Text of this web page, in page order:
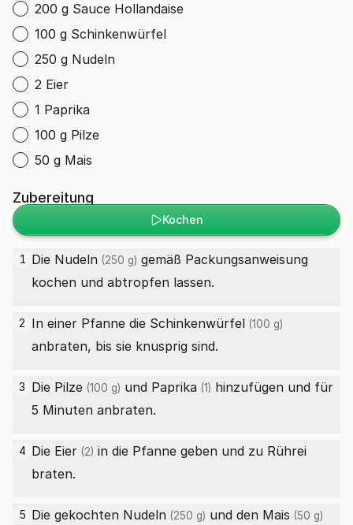
200 g Sauce Hollandaise
100 g Schinkenwürfel
250 g Nudeln
2 Eier
1 Paprika
100 g Pilze
50 g Mais
Zubereitung
Kochen
1 Die Nudeln (250 g) gemäß Packungsanweisung
kochen und abtropfen lassen.
2 In einer Pfanne die Schinkenwürfel (100 g)
anbraten, bis sie knusprig sind.
3 Die Pilze (100 g) und Paprika (1) hinzufügen und für
5 Minuten anbraten.
4 Die Eier (2) in die Pfanne geben und zu Rührei
braten.
5 Die gekochten Nudeln (250 g) und den Mais (50 g)